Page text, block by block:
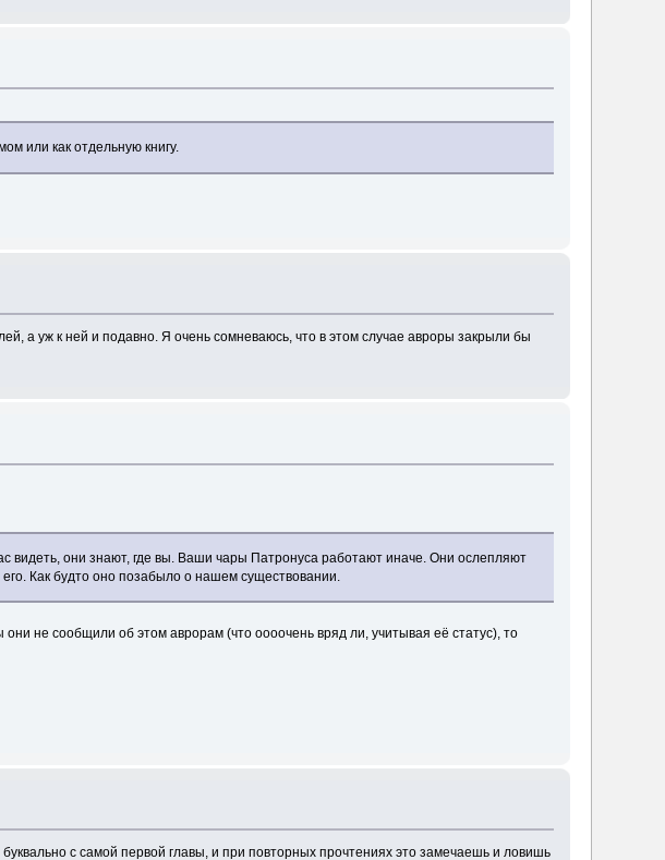
или как отдельную книгу.
а уж к ней и подавно. Я очень сомневаюсь, что в этом случае авроры закрыли бы
они знают, где вы. Ваши чары Патронуса работают иначе. Они ослепляют
Как будто оно позабыло о нашем существовании.
не сообщили об этом аврорам (что оооочень вряд ли, учитывая её статус), то
с самой первой главы, и при повторных прочтениях это замечаешь и ловишь